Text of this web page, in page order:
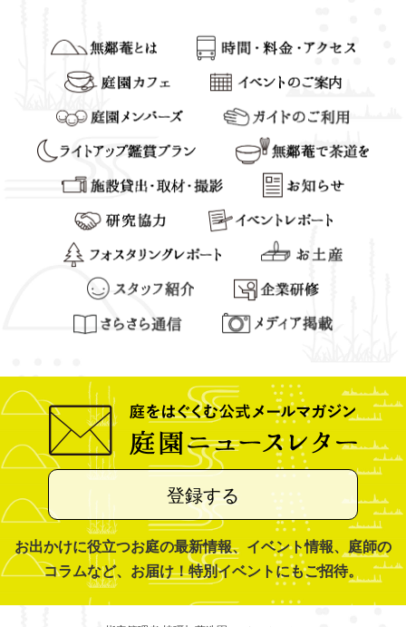
登録する
お出かけに役立つお庭の最新情報、イベント情報、庭師の
コラムなど、お届け！特別イベントにもご招待。